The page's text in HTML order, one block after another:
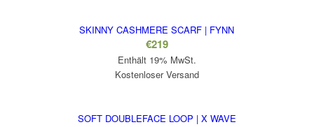
SKINNY CASHMERE SCARF | FYNN
€219
Enthält 19% MwSt.
Kostenloser Versand
SOFT DOUBLEFACE LOOP | X WAVE